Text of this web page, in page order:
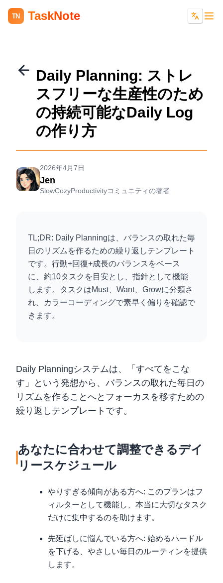
TN TaskNote
Daily Planning: ストレ
スフリーな生産性のため
の持続可能なDaily Log
の作り方
2026年4月7日
Jen
SlowCozyProductivityコミュニティの著者
TL;DR: Daily Planningは、バランスの取れた毎
日のリズムを作るための繰り返しテンプレート
です。行動+回復+成長のバランスをベース
に、約10タスクを目安とし、指針として機能
します。タスクはMust、Want、Growに分類さ
れ、カラーコーディングで素早く偏りを確認で
きます。
Daily Planningシステムは、「すべてをこな
す」という発想から、バランスの取れた毎日の
リズムを作ることへとフォーカスを移すための
繰り返しテンプレートです。
あなたに合わせて調整できるデイ
リースケジュール
やりすぎる傾向がある方へ: このプランはフ
ィルターとして機能し、本当に大切なタスク
だけに集中するのを助けます。
先延ばしに悩んでいる方へ: 始めるハードル
を下げる、やさしい毎日のルーティンを提供
します。